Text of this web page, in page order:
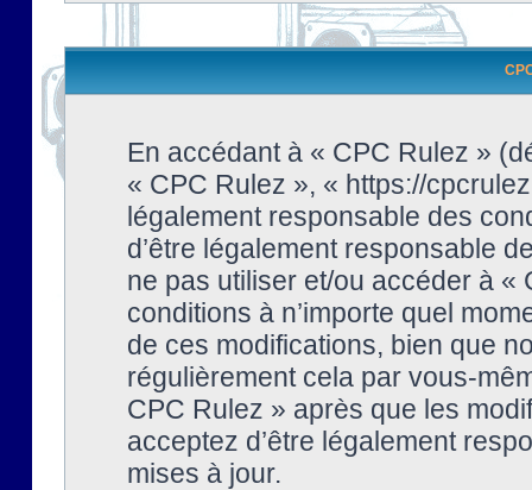
En accédant à « CPC Rulez »
« CPC Rulez », « https://
légalement responsable des
d’être légalement responsable
ne pas utiliser et/ou accéder à
conditions à n’importe quel
de ces modifications, bien que
régulièrement cela par vous-
CPC Rulez » après que les
acceptez d’être légalement
mises à jour.